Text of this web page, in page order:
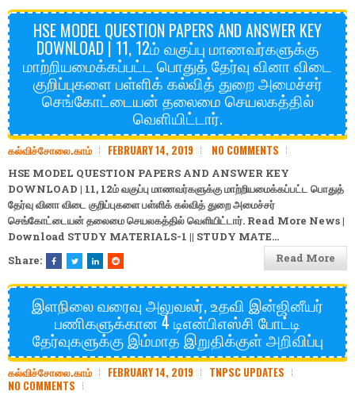
HSE MODEL QUESTION PAPERS AND ANSWER KEY
DOWNLOAD | 11, 12ம் வகுப்பு மாணவர்களுக்கு
மாற்றியமைக்கப்பட்ட பொதுத் தேர்வு வினா விடை
குறிப்புகளை பள்ளிக் கல்வித் துறை அமைச்சர்
செங்கோட்டையன் தலைமை செயலகத்தில்
வெளியிட்டார்.
கல்விச்சோலை.காம் FEBRUARY 14, 2019 NO COMMENTS
HSE MODEL QUESTION PAPERS AND ANSWER KEY
DOWNLOAD | 11, 12ம் வகுப்பு மாணவர்களுக்கு மாற்றியமைக்கப்பட்ட பொதுத்
தேர்வு வினா விடை குறிப்புகளை பள்ளிக் கல்வித் துறை அமைச்சர்
செங்கோட்டையன் தலைமை செயலகத்தில் வெளியிட்டார். Read More News |
Download STUDY MATERIALS-1 || STUDY MATE…
Share:
Read More
இளநிலை வரைவு அலுவலர், உதவி இன்ஜினீயர்
பணிகளுக்கான 4 டிஎன்பிஎஸ்சி போட்டி
தேர்வுகளுக்கு இம்மாத இறுதிக்குள் அறிவிப்பு
கல்விச்சோலை.காம் FEBRUARY 14, 2019
TNPSC UPDATES
NO COMMENTS